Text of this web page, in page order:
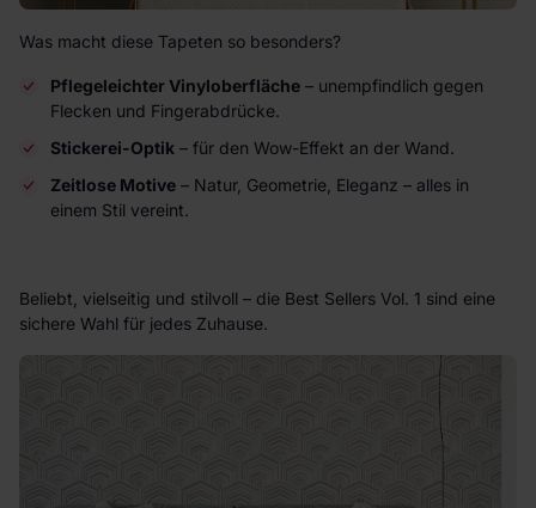
Was macht diese Tapeten so besonders?
Pflegeleichter Vinyloberfläche – unempfindlich gegen
Flecken und Fingerabdrücke.
Stickerei-Optik – für den Wow-Effekt an der Wand.
Zeitlose Motive – Natur, Geometrie, Eleganz – alles in
einem Stil vereint.
Beliebt, vielseitig und stilvoll – die Best Sellers Vol. 1 sind eine
sichere Wahl für jedes Zuhause.